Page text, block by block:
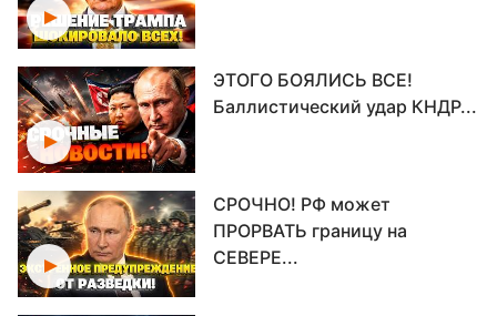
ЭТОГО БОЯЛИСЬ ВСЕ!
Баллистический удар КНДР...
СРОЧНО! РФ может
ПРОРВАТЬ границу на
СЕВЕРЕ...